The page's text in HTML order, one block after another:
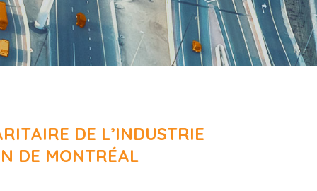
DE L’INDUSTRIE
DE MONTRÉAL